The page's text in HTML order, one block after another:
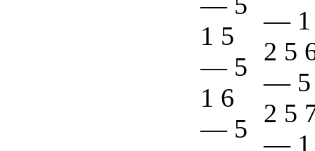
1 5
— 5
1 6
— 5
— 1
2 5
— 5
2 5
— 1